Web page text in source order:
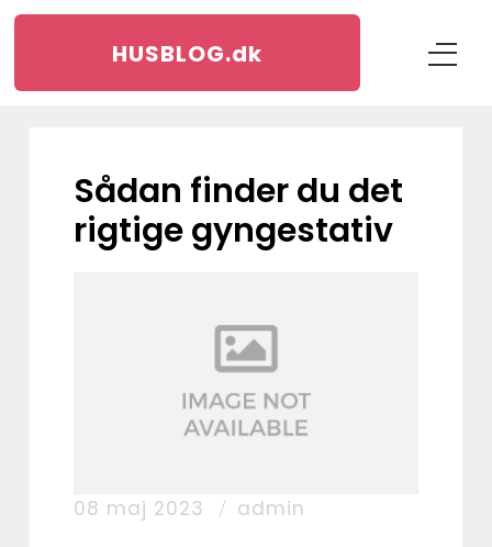
HUSBLOG.dk
Sådan finder du det
rigtige gyngestativ
08 maj 2023 admin